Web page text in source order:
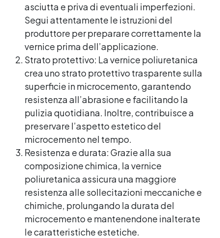
asciutta e priva di eventuali imperfezioni.
Segui attentamente le istruzioni del
produttore per preparare correttamente la
vernice prima dell’applicazione.
Strato protettivo: La vernice poliuretanica
crea uno strato protettivo trasparente sulla
superficie in microcemento, garantendo
resistenza all’abrasione e facilitando la
pulizia quotidiana. Inoltre, contribuisce a
preservare l’aspetto estetico del
microcemento nel tempo.
Resistenza e durata: Grazie alla sua
composizione chimica, la vernice
poliuretanica assicura una maggiore
resistenza alle sollecitazioni meccaniche e
chimiche, prolungando la durata del
microcemento e mantenendone inalterate
le caratteristiche estetiche.